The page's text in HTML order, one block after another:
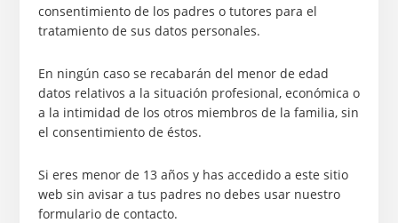
consentimiento de los padres o tutores para el
tratamiento de sus datos personales.
En ningún caso se recabarán del menor de edad
datos relativos a la situación profesional, económica o
a la intimidad de los otros miembros de la familia, sin
el consentimiento de éstos.
Si eres menor de 13 años y has accedido a este sitio
web sin avisar a tus padres no debes usar nuestro
formulario de contacto.